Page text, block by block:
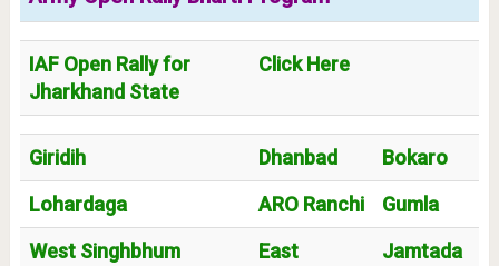
IAF Open Rally for
Jharkhand State
Click Here
Giridih Dhanbad
Bokaro
Lohardaga
ARO Ranchi
Gumla
West Singhbhum
East
Jamtada